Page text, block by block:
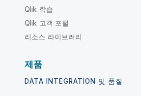
Qlik 학습
Qlik 고객 포털
리소스 라이브러리
제품
DATA INTEGRATION 및 품질